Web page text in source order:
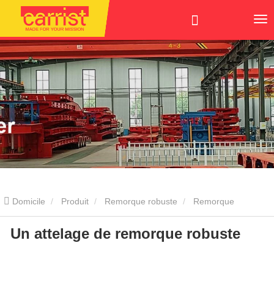
Domicile Produit Remorque robuste Remorque
modulaire Un attelage de remorque robuste
Un attelage de remorque robuste